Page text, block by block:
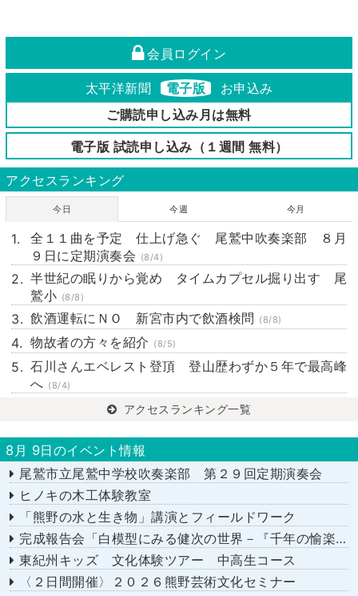
会員ログイン
太平洋新聞 電子版
お申込み
ご購読申し込み月は無料
電子版 試読申し込み（１週間 無料）
アクセスランキング
今日 今週 今月
全１１曲を予定 仕上げ急ぐ 尾鷲中吹奏楽部 ８月
９日に定期演奏会 (8/4)
半世紀の眠りから覚め タイムカプセル掘り出す 尾
鷲小 (8/8)
飲酒運転にＮＯ 新宮市内で飲酒検問 (8/8)
物故者の方々を紹介 (8/5)
石川さんエベレスト登頂 登山歴わずか５年で最高峰
へ (8/4)
アクセスランキング一覧
8月 9日のイベント情報
尾鷲市立尾鷲中学校吹奏楽部 第２９回定期演奏会
ヒノキの木工体験教室
「熊野の水と生き物」講演とフィールドワーク
完成報告会「白模型にみる健次の世界－『千年の愉楽』『奇蹟』より－」
東紀州キッズ 文化体験ツアー 中高生コース
〈２日間開催〉２０２６熊野芸術文化セミナー